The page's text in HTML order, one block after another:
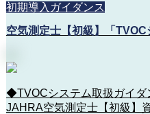
初期導入ガイダンス
空気測定士【初級】「TVOC
◆TVOCシステム取扱ガイ
JAHRA空気測定士【初級】